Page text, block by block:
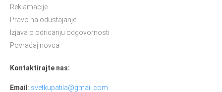
Reklamacije
Pravo na odustajanje
Izjava o odricanju odgovornosti
Povraćaj novca
Kontaktirajte nas:
Email: svetkupatila@gmail.com